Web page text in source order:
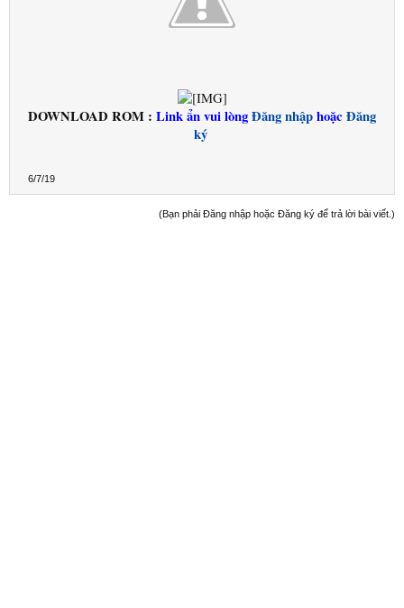
DOWNLOAD ROM : Link ẩn vui lòngĐăng nhậphoặc Đăng
ký
6/7/19
(Bạn phải Đăng nhập hoặc Đăng ký để trả lời bài viết.)